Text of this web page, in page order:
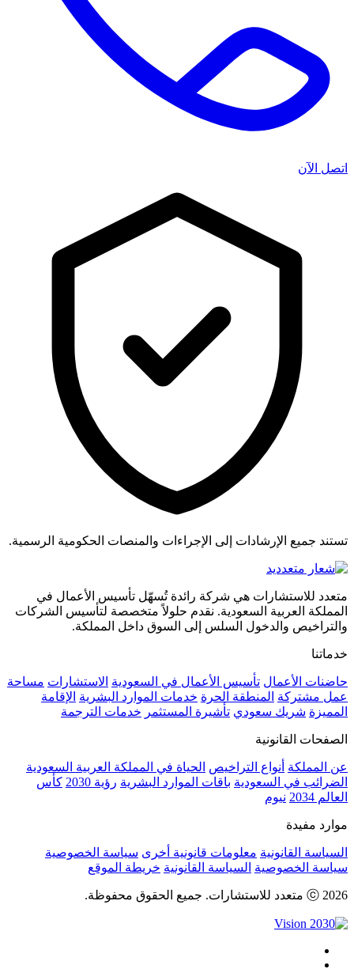
اتصل الآن
تستند جميع الإرشادات إلى الإجراءات والمنصات الحكومية الرسمية.
متعدد للاستشارات هي شركة رائدة تُسهّل تأسيس الأعمال في
المملكة العربية السعودية. نقدم حلولاً متخصصة لتأسيس الشركات
والتراخيص والدخول السلس إلى السوق داخل المملكة.
خدماتنا
حاضنات الأعمال تأسيس الأعمال في السعودية الاستشارات مساحة
عمل مشتركة المنطقة الحرة خدمات الموارد البشرية الإقامة
المميزة شريك سعودي تأشيرة المستثمر خدمات الترجمة
الصفحات القانونية
عن المملكة أنواع التراخيص الحياة في المملكة العربية السعودية
الضرائب في السعودية باقات الموارد البشرية رؤية 2030
كأس
العالم 2034
نيوم
موارد مفيدة
السياسة القانونية معلومات قانونية أخرى سياسة الخصوصية
سياسة الخصوصية السياسة القانونية خريطة الموقع
ⓒ 2026 متعدد للاستشارات. جميع الحقوق محفوظة.